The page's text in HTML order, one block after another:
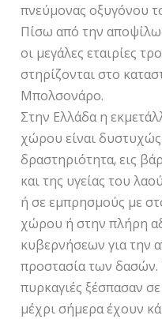
πνεύμονας οξυγόνου
Πίσω από την
οι μεγάλες εταιρίες
στηρίζονται στο
Μπολσονάρο.
Στην Ελλάδα η
χώρου είναι
δραστηριότητα, εις
και της υγείας του
ή σε εμπρησμούς με
χώρου ή στην πλήρη
κυβερνήσεων για την
προστασία των δασών.
πυρκαγιές ξέσπασαν
μέχρι σήμερα έχουν